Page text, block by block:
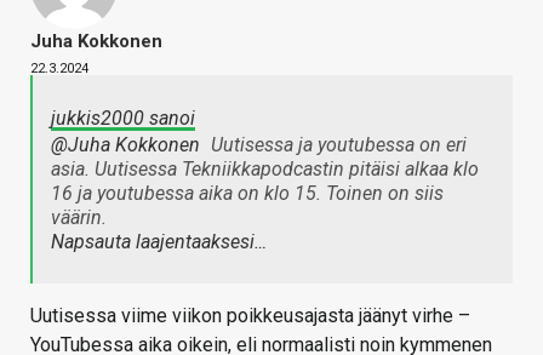
Juha Kokkonen
22.3.2024
jukkis2000 sanoi
@Juha Kokkonen Uutisessa ja youtubessa on eri
asia. Uutisessa Tekniikkapodcastin pitäisi alkaa klo
16 ja youtubessa aika on klo 15. Toinen on siis
väärin.
Napsauta laajentaaksesi…
Uutisessa viime viikon poikkeusajasta jäänyt virhe –
YouTubessa aika oikein, eli normaalisti noin kymmenen